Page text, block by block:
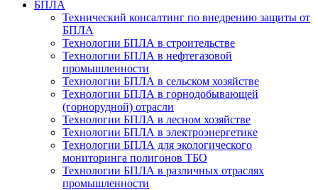
БПЛА
Технический консалтинг по внедрению защиты от
БПЛА
Технологии БПЛА в строительстве
Технологии БПЛА в нефтегазовой
промышленности
Технологии БПЛА в сельском хозяйстве
Технологии БПЛА в горнодобывающей
(горнорудной) отрасли
Технологии БПЛА в лесном хозяйстве
Технологии БПЛА в электроэнергетике
Технологии БПЛА для экологического
мониторинга полигонов ТБО
Технологии БПЛА в различных отраслях
промышленности